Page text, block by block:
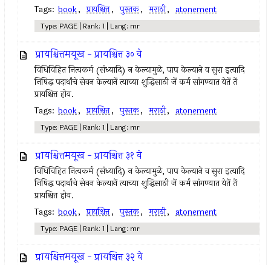
Tags: book, प्रायश्चित्त, पुस्तक, मराठी, atonement
Type: PAGE | Rank: 1 | Lang: mr
प्रायश्चित्तमयूख - प्रायश्चित्त ३० वे
विधिविहित नित्‍यकर्म (संध्यादि) न केल्‍यामुळे, पाप केल्याने व सुरा इत्‍यादि
निषिद्ध पदार्थांचे सेवन केल्‍यानें त्‍याच्या शुद्धिसाठी जें कर्म सांगण्यात येतें तें
प्रायश्चित्त होय.
Tags: book, प्रायश्चित्त, पुस्तक, मराठी, atonement
Type: PAGE | Rank: 1 | Lang: mr
प्रायश्चित्तमयूख - प्रायश्चित्त ३१ वे
विधिविहित नित्‍यकर्म (संध्यादि) न केल्‍यामुळे, पाप केल्याने व सुरा इत्‍यादि
निषिद्ध पदार्थांचे सेवन केल्‍यानें त्‍याच्या शुद्धिसाठी जें कर्म सांगण्यात येतें तें
प्रायश्चित्त होय.
Tags: book, प्रायश्चित्त, पुस्तक, मराठी, atonement
Type: PAGE | Rank: 1 | Lang: mr
प्रायश्चित्तमयूख - प्रायश्चित्त ३२ वे